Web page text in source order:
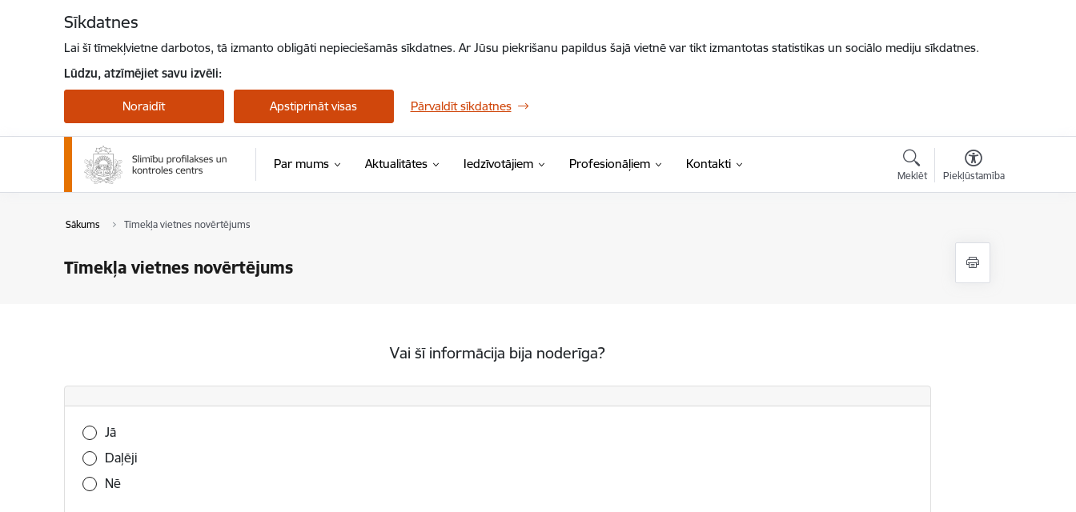
Sīkdatnes
Lai šī tīmekļvietne darbotos, tā izmanto obligāti nepieciešamās sīkdatnes. Ar Jūsu piekrišanu papildus šajā vietnē var tikt izmantotas statistikas un sociālo mediju sīkdatnes.
Lūdzu, atzīmējiet savu izvēli:
Noraidīt Apstiprināt visas Pārvaldīt sīkdatnes
Par mums Aktualitātes Iedzīvotājiem Profesionāļiem Kontakti
Meklēt Piekļūstamība
Sākums Tīmekļa vietnes novērtējums
Tīmekļa vietnes novērtējums
Vai šī informācija bija noderīga?
Vai šī informācija bija noderīga?
Jā
Daļēji
Nē